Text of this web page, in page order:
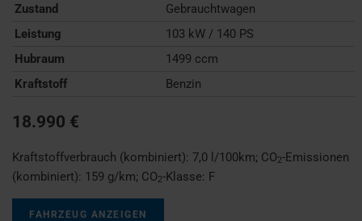
Zustand
Gebrauchtwagen
Leistung
103 kW / 140 PS
Hubraum
1499 ccm
Kraftstoff
Benzin
18.990 €
Kraftstoffverbrauch (kombiniert): 7,0 l/100km; CO2-Emissionen
(kombiniert): 159 g/km; CO2-Klasse: F
FAHRZEUG ANZEIGEN